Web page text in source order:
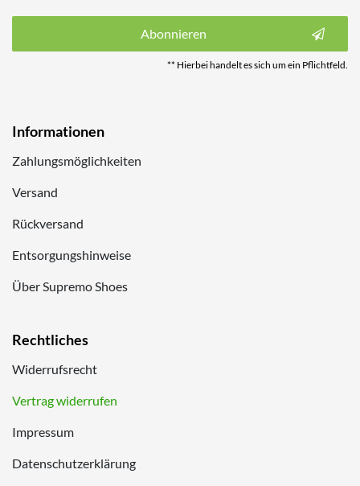
Abonnieren
** Hierbei handelt es sich um ein Pflichtfeld.
Informationen
Zahlungsmöglichkeiten
Versand
Rückversand
Entsorgungshinweise
Über Supremo Shoes
Rechtliches
Widerrufsrecht
Vertrag widerrufen
Impressum
Datenschutzerklärung